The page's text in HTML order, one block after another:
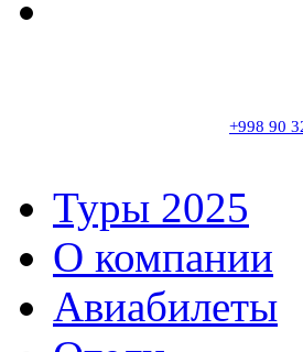
+998 90
Туры 2025
О компании
Авиабилеты